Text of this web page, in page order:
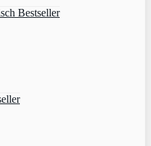
Bestseller